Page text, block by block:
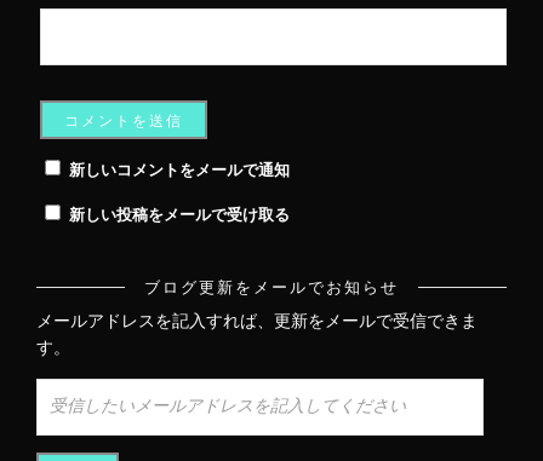
新しいコメントをメールで通知
新しい投稿をメールで受け取る
ブログ更新をメールでお知らせ
メールアドレスを記入すれば、更新をメールで受信できま
す。
信
し